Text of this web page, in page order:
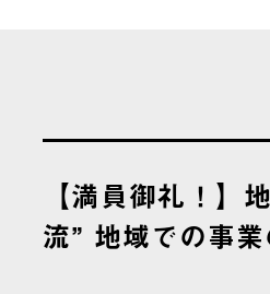
【満員御礼！】
流” 地域での事